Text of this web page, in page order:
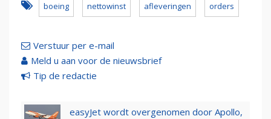
boeing nettowinst afleveringen orders
Verstuur per e-mail
Meld u aan voor de nieuwsbrief
Tip de redactie
easyJet wordt overgenomen door Apollo,